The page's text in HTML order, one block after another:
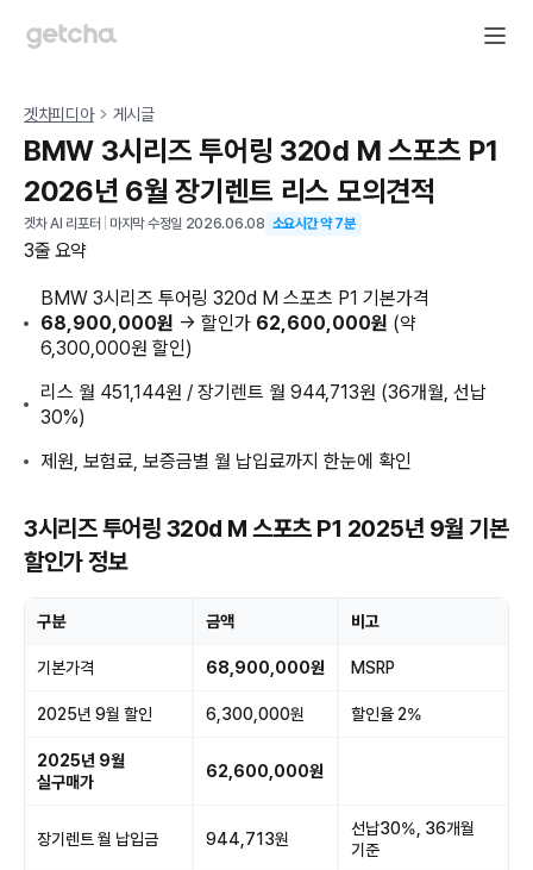
겟차피디아 게시글
BMW 3시리즈 투어링 320d M 스포츠 P1
2026년 6월 장기렌트 리스 모의견적
겟차 AI 리포터 마지막 수정일 2026.06.08 소요시간 약7분
3줄 요약
BMW 3시리즈 투어링 320d M 스포츠 P1 기본가격
68,900,000원 → 할인가 62,600,000원 (약
6,300,000원 할인)
리스 월 451,144원 / 장기렌트 월 944,713원 (36개월, 선납
30%)
제원, 보험료, 보증금별 월 납입료까지 한눈에 확인
3시리즈 투어링 320d M 스포츠 P1 2025년 9월 기본
할인가 정보
구분 금액 비고
기본가격 68,900,000원 MSRP
2025년 9월 할인 6,300,000원 할인율 2%
2025년 9월
실구매가
62,600,000원
장기렌트 월 납입금 944,713원
선납30%, 36개월
기준